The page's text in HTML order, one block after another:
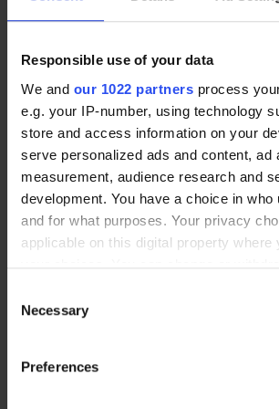
Responsible use of your data
We and our 1022 partners process
e.g. your IP-number, using technology
store and access information on your
serve personalized ads and content, ad
measurement, audience research and
development. You have a choice in who
and for what purposes. Your privacy
applicable on this digital property where
your choices. You can change or
the Privacy trigger icon.
Collect information about your
Selection
Necessary
Preferences
Intuitive Bedienung
Bedienpult